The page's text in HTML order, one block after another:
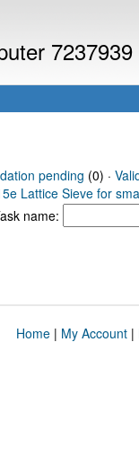
7237939
pending (0) ·
Lattice Sieve for
name:
Home| My Account|